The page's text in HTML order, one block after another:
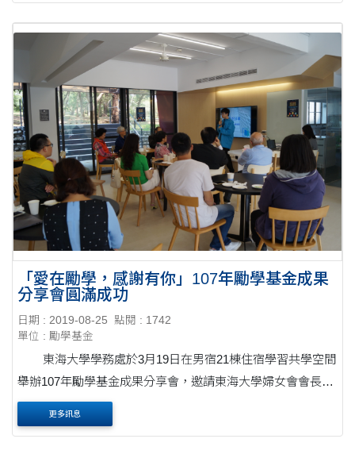
「愛在勵學，感謝有你」107年勵學基金成果
分享會圓滿成功
日期 : 2019-08-25
點閱 : 1742
單位 : 勵學基金
東海大學學務處於3月19日在男宿21棟住宿學習共學空間
舉辦107年勵學基金成果分享會，邀請東海大學婦女會會長方
菲、基督教會趙星光老師、校友總會第十屆總會長黃成鋒及
107年參與勵....
更多訊息